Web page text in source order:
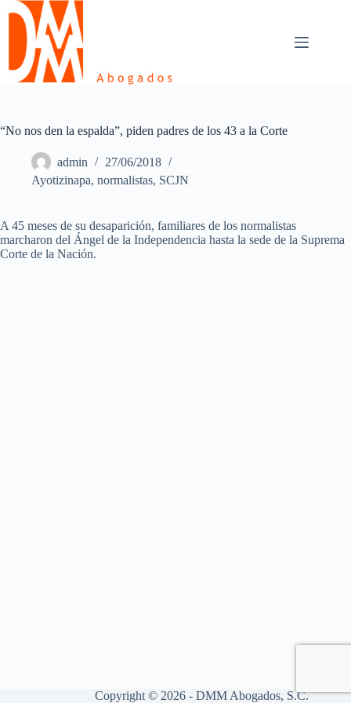
Skip
content
“No nos den la espalda”, piden padres de los 43 a la Corte
admin
27/06/2018
Ayotizinapa, normalistas, SCJN
A 45 meses de su desaparición, familiares de los normalistas
marcharon del Ángel de la Independencia hasta la sede de la Suprema
Corte de la Nación.
Copyright © 2026 - DMM Abogados, S.C.